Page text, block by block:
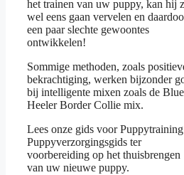
het trainen van uw puppy, kan hij
wel eens gaan vervelen en
een paar slechte gewoontes
ontwikkelen!
Sommige methoden, zoals
bekrachtiging, werken bijzonder
bij intelligente mixen zoals de Blue
Heeler Border Collie mix.
Lees onze gids voor
Puppyverzorgingsgids ter
voorbereiding op het thuisbrengen
van uw nieuwe puppy.